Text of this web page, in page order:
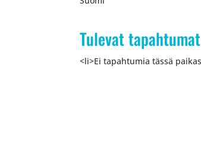
Tulevat tapahtumat
<li>Ei tapahtumia tässä